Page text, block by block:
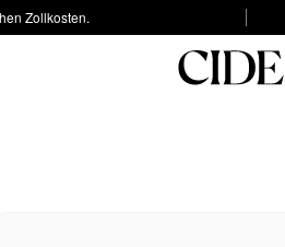
Zollkosten.